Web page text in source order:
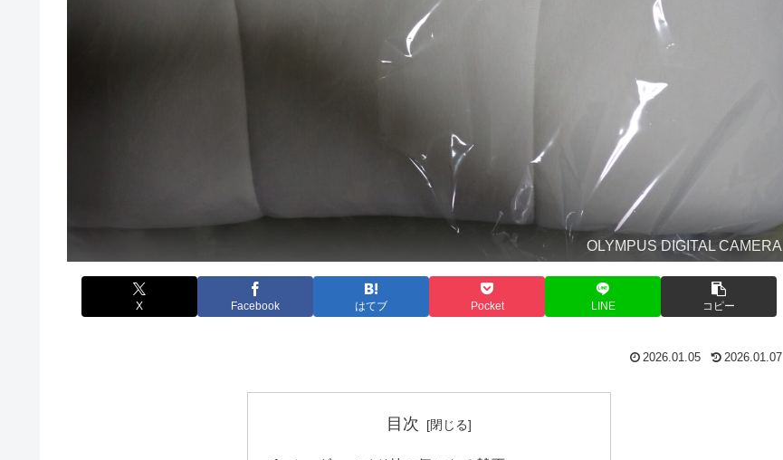
OLYMPUS DIGITAL CAMERA
X Facebook はてブ Pocket LINE コピー
2026.01.05 2026.01.07
目次